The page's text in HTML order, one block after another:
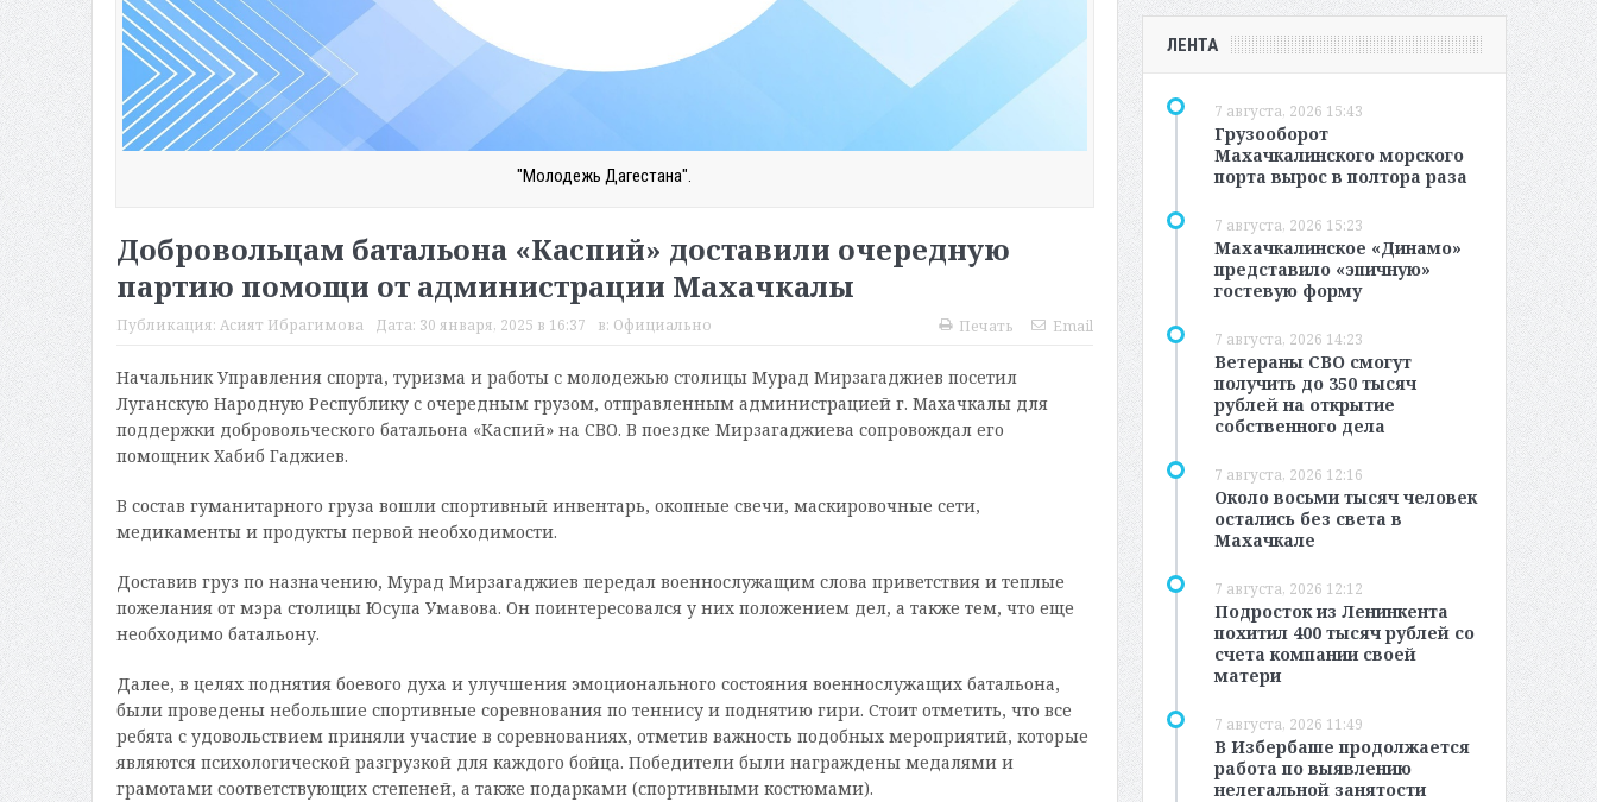
"Молодежь Дагестана".
Добровольцам батальона «Каспий» доставили очередную
партию помощи от администрации Махачкалы
Публикация: Асият Ибрагимова Дата: 30 января, 2025 в 16:37 в: Официально Печать Email
Начальник Управления спорта, туризма и работы с молодежью столицы Мурад Мирзагаджиев посетил
Луганскую Народную Республику с очередным грузом, отправленным администрацией г. Махачкалы для
поддержки добровольческого батальона «Каспий» на СВО. В поездке Мирзагаджиева сопровождал его
помощник Хабиб Гаджиев.
В состав гуманитарного груза вошли спортивный инвентарь, окопные свечи, маскировочные сети,
медикаменты и продукты первой необходимости.
Доставив груз по назначению, Мурад Мирзагаджиев передал военнослужащим слова приветствия и теплые
пожелания от мэра столицы Юсупа Умавова. Он поинтересовался у них положением дел, а также тем, что еще
необходимо батальону.
Далее, в целях поднятия боевого духа и улучшения эмоционального состояния военнослужащих батальона,
были проведены небольшие спортивные соревнования по теннису и поднятию гири. Стоит отметить, что все
ребята с удовольствием приняли участие в соревнованиях, отметив важность подобных мероприятий, которые
являются психологической разгрузкой для каждого бойца. Победители были награждены медалями и
грамотами соответствующих степеней, а также подарками (спортивными костюмами).
ЛЕНТА
7 августа, 2026 15:43
Грузооборот
Махачкалинского морского
порта вырос в полтора раза
7 августа, 2026 15:23
Махачкалинское «Динамо»
представило «эпичную»
гостевую форму
7 августа, 2026 14:23
Ветераны СВО смогут
получить до 350 тысяч
рублей на открытие
собственного дела
7 августа, 2026 12:16
Около восьми тысяч человек
остались без света в
Махачкале
7 августа, 2026 12:12
Подросток из Ленинкента
похитил 400 тысяч рублей со
счета компании своей
матери
7 августа, 2026 11:49
В Избербаше продолжается
работа по выявлению
нелегальной занятости